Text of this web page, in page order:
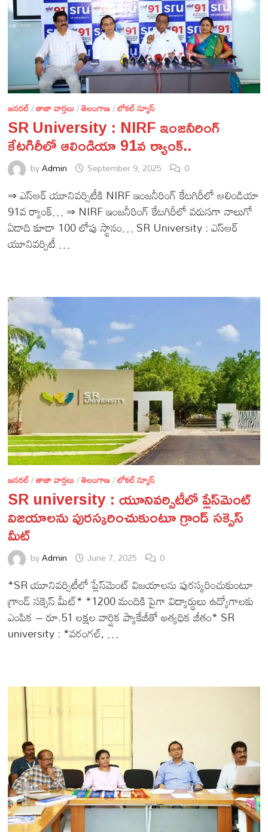
జనరల్/తాజా వార్తలు/తెలంగాణ/లోకల్ న్యూస్
SR University : NIRF ఇంజనీరింగ్
కేటగిరీలో ఆలిండియా 91వ ర్యాంక్..
byAdmin September 9, 2025 0
⇒ ఎస్ఆర్ యూనివర్సిటీకి NIRF ఇంజనీరింగ్ కేటగిరీలో ఆలిండియా
91వ ర్యాంక్… ⇒ NIRF ఇంజనీరింగ్ కేటగిరీలో వరుసగా నాలుగో
ఏడాది కూడా 100 లోపు స్థానం… SR University : ఎస్ఆర్
యూనివర్సిటీ …
జనరల్/తాజా వార్తలు/తెలంగాణ/లోకల్ న్యూస్
SR university : యూనివర్సిటీలో ప్లేస్‌మెంట్
విజయాలను పురస్కరించుకుంటూ గ్రాండ్ సక్సెస్
మీట్
byAdmin June 7, 2025 0
*SR యూనివర్సిటీలో ప్లేస్‌మెంట్ విజయాలను పురస్కరించుకుంటూ
గ్రాండ్ సక్సెస్ మీట్* *1200 మందికి పైగా విద్యార్థులు ఉద్యోగాలకు
ఎంపిక – రూ.51 లక్షల వార్షిక ప్యాకేజీతో అత్యధిక జీతం* SR
university : *వరంగల్, …